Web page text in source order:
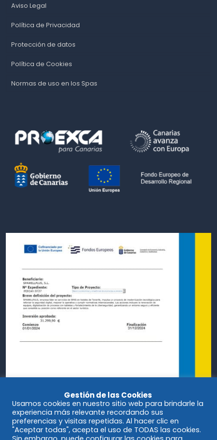
Aviso Legal
Política de Privacidad
Protección de datos
Política de Cookies
Normas de uso en los Spas
Gestión de las Cookies
Usamos cookies en nuestro sitio web para brindarle la
experiencia más relevante recordando sus
preferencias y visitas repetidas. Al hacer clic en
"Aceptar todas", acepta el uso de TODAS las cookies.